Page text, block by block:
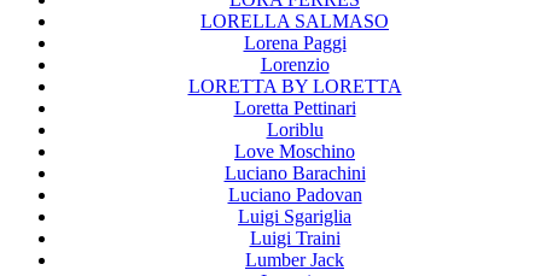
LORELLA SALMASO
Lorena Paggi
Lorenzio
LORETTA BY LORETTA
Loretta Pettinari
Loriblu
Love Moschino
Luciano Barachini
Luciano Padovan
Luigi Sgariglia
Luigi Traini
Lumber Jack